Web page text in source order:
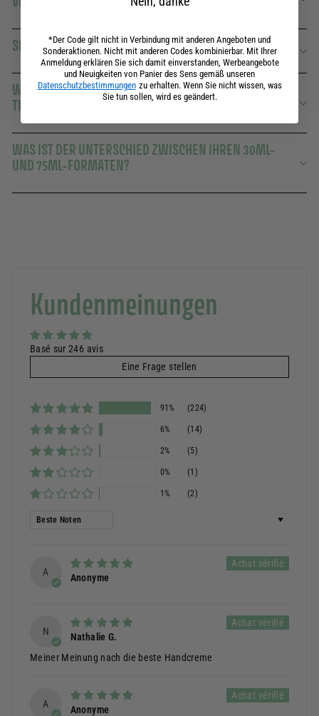
SIND IHRE HANDCREMES VEGAN?
WELCHE HANDCREME IST DIE RICHTIGE FÜR SEHR
TROCKENE HÄNDE?
WAS IST DER UNTERSCHIED ZWISCHEN IHREN 30ML-
UND 75ML-FORMATEN?
Kundenmeinungen
Basé sur 246 avis
Eine Frage stellen
91% (224)
6% (14)
2% (5)
0% (1)
1% (2)
Sortieren nach
A
Anonyme
N
Nathalie G.
Meiner Meinung nach die beste Handcreme
A
Anonyme
*Der Code gilt nicht in Verbindung mit anderen Angeboten und
Sonderaktionen. Nicht mit anderen Codes kombinierbar. Mit Ihrer
Anmeldung erklären Sie sich damit einverstanden, Werbeangebote
und Neuigkeiten von Panier des Sens gemäß unseren
Datenschutzbestimmungen zu erhalten. Wenn Sie nicht wissen, was
Sie tun sollen, wird es geändert.